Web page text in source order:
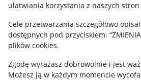
ułatwiania korzystania z naszych stron
Cele przetwarzania szczegółowo
dostępnych pod przyciskiem:
plików cookies.
Zgodę wyrażasz dobrowolnie i jest
Możesz ją w każdym momencie
Ustawienia plików "cookies"
Udostępnianie lokalizacji
Informacje dla Aktu o Usługach
Pobierz aplikację